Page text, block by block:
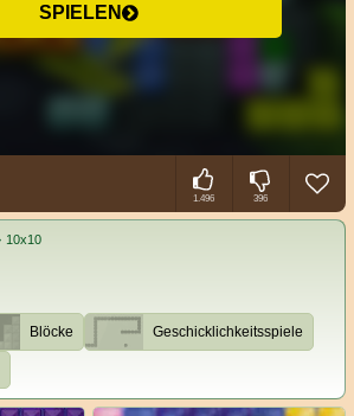
SPIELEN
1.496 396
10x10
Blöcke Geschicklichkeitsspiele